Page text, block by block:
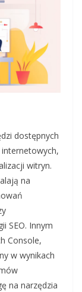
dostępnych
internetowych,
witryn.
na
SEO. Innym
Console,
w wynikach
na narzędzia